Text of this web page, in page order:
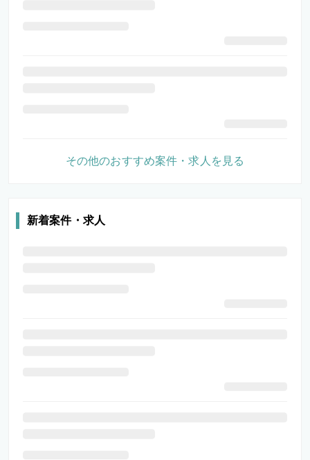
その他のおすすめ案件・求人を見る
新着案件・求人